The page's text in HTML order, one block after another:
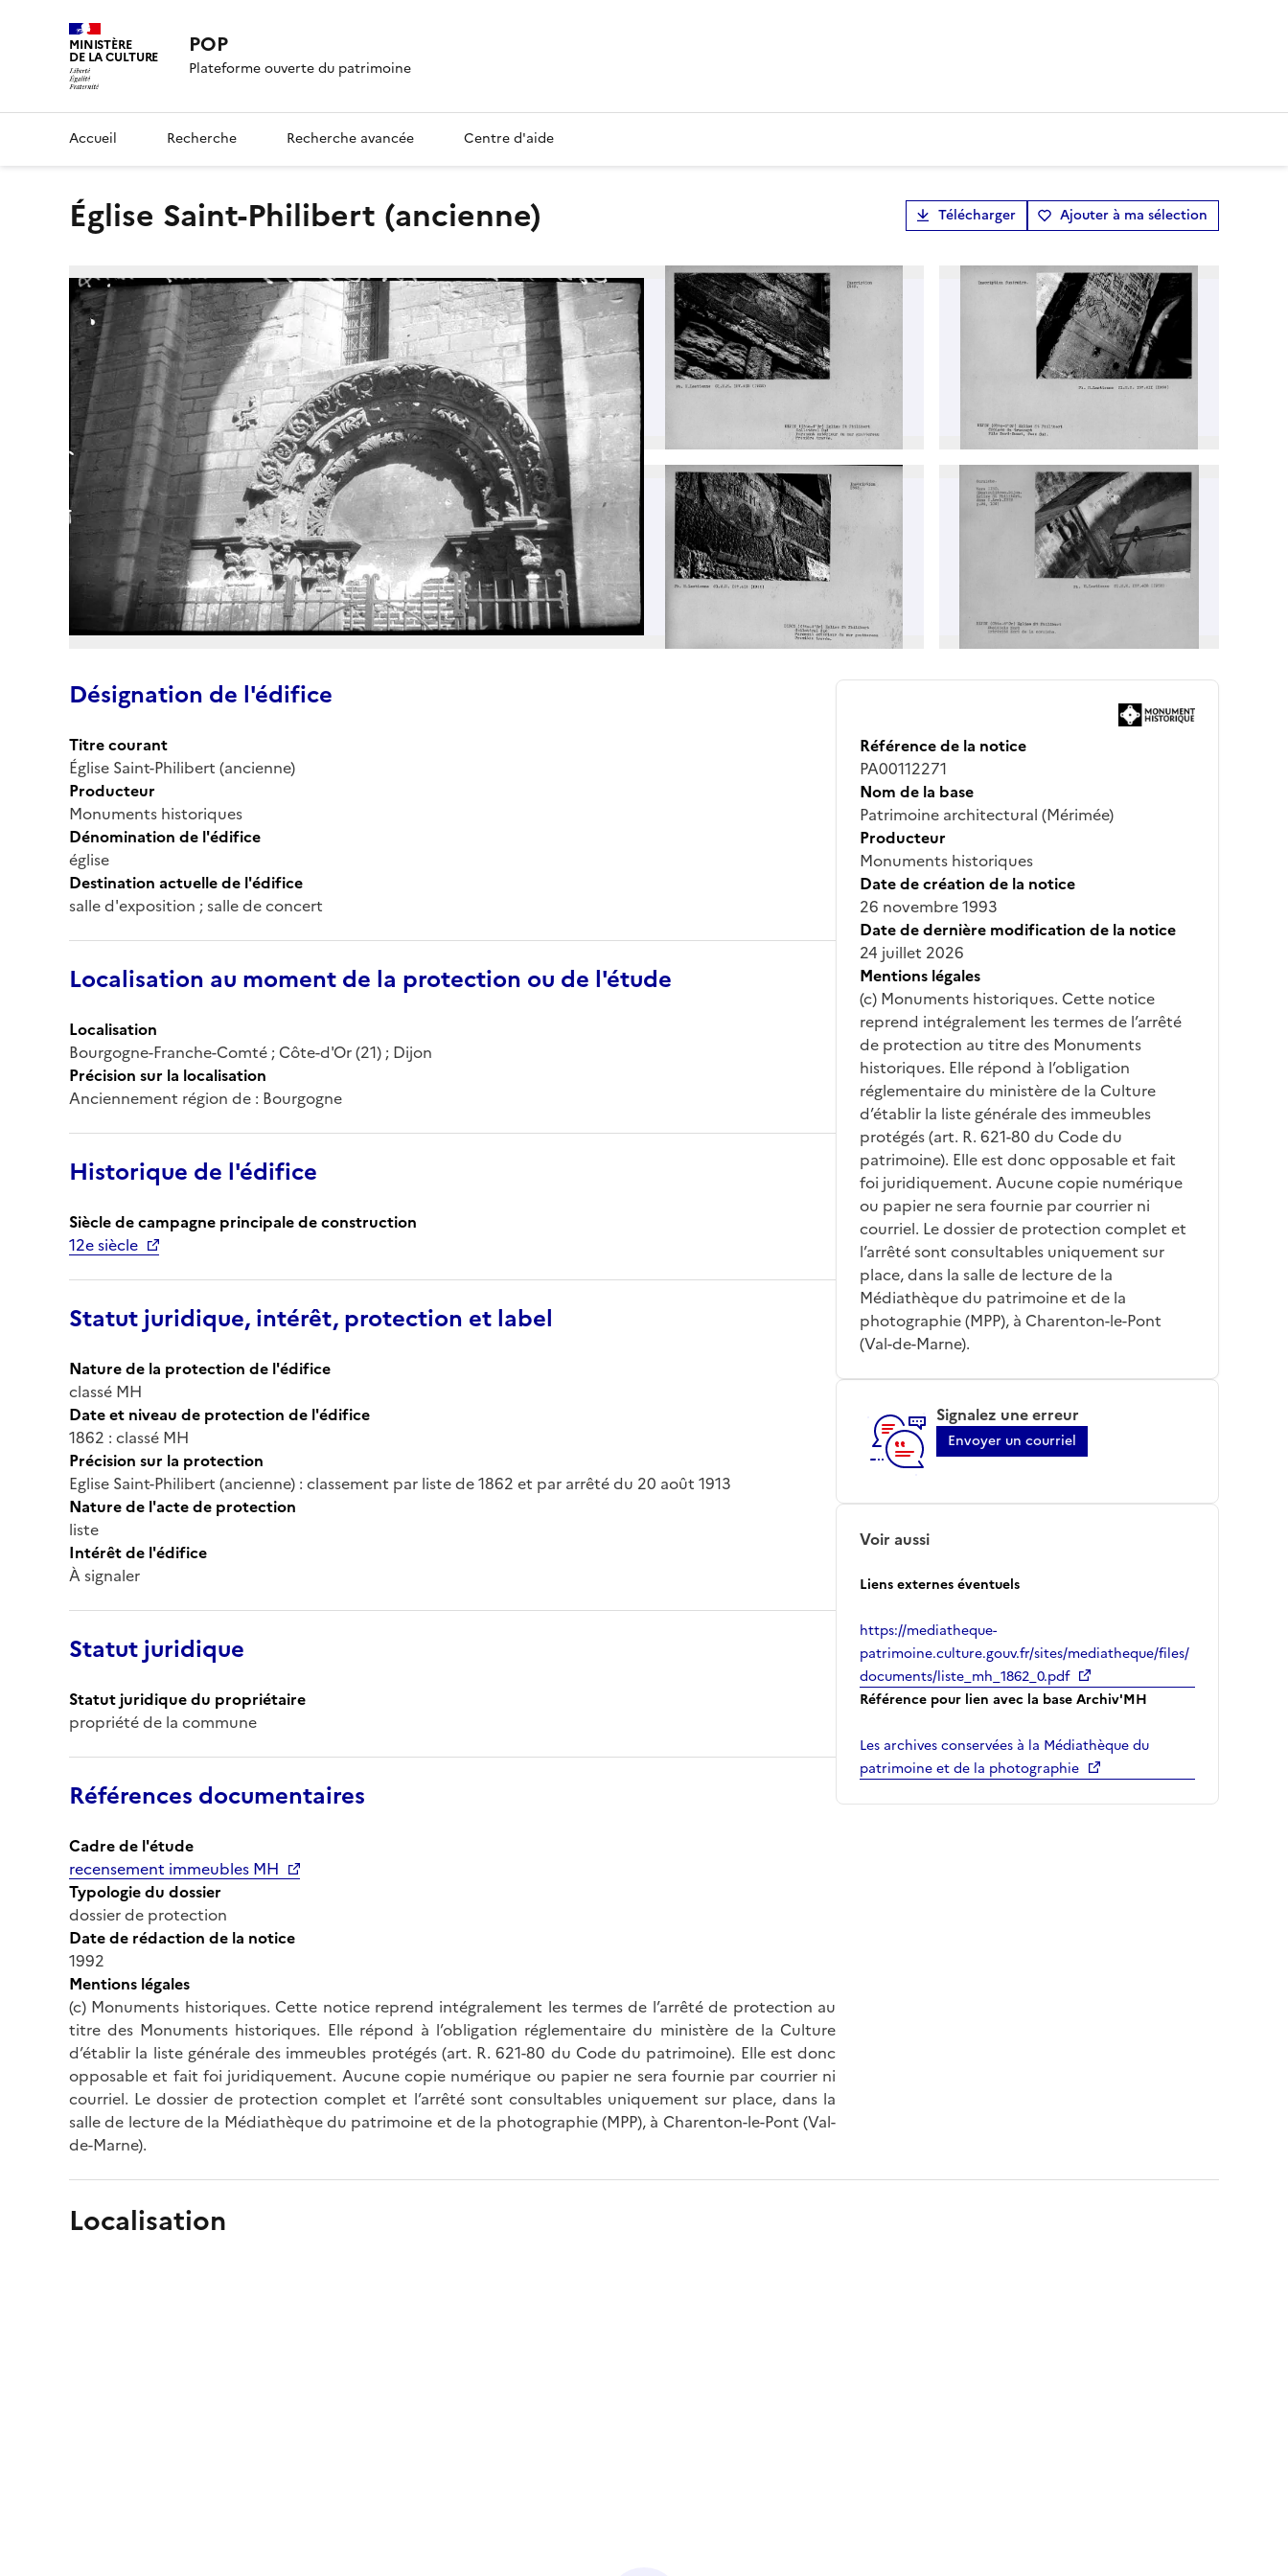
MINISTÈRE
DE LA CULTURE POP
Plateforme ouverte du patrimoine
Accueil Recherche Recherche avancée Centre d'aide
Église Saint-Philibert (ancienne) Télécharger Ajouter à ma sélection
Désignation de l'édifice
Titre courant
Église Saint-Philibert (ancienne)
Producteur
Monuments historiques
Dénomination de l'édifice
église
Destination actuelle de l'édifice
salle d'exposition ; salle de concert
Localisation au moment de la protection ou de l'étude
Localisation
Bourgogne-Franche-Comté ; Côte-d'Or (21) ; Dijon
Précision sur la localisation
Anciennement région de : Bourgogne
Historique de l'édifice
Siècle de campagne principale de construction
12e siècle
Statut juridique, intérêt, protection et label
Nature de la protection de l'édifice
classé MH
Date et niveau de protection de l'édifice
1862 : classé MH
Précision sur la protection
Eglise Saint-Philibert (ancienne) : classement par liste de 1862 et par arrêté du 20 août 1913
Nature de l'acte de protection
liste
Intérêt de l'édifice
À signaler
Statut juridique
Statut juridique du propriétaire
propriété de la commune
Références documentaires
Cadre de l'étude
recensement immeubles MH
Typologie du dossier
dossier de protection
Date de rédaction de la notice
1992
Mentions légales
(c) Monuments historiques. Cette notice reprend intégralement les termes de l’arrêté de protection au
titre des Monuments historiques. Elle répond à l’obligation réglementaire du ministère de la Culture
d’établir la liste générale des immeubles protégés (art. R. 621-80 du Code du patrimoine). Elle est donc
opposable et fait foi juridiquement. Aucune copie numérique ou papier ne sera fournie par courrier ni
courriel. Le dossier de protection complet et l’arrêté sont consultables uniquement sur place, dans la
salle de lecture de la Médiathèque du patrimoine et de la photographie (MPP), à Charenton-le-Pont (Val-
de-Marne).
Référence de la notice
PA00112271
Nom de la base
Patrimoine architectural (Mérimée)
Producteur
Monuments historiques
Date de création de la notice
26 novembre 1993
Date de dernière modification de la notice
24 juillet 2026
Mentions légales
(c) Monuments historiques. Cette notice
reprend intégralement les termes de l’arrêté
de protection au titre des Monuments
historiques. Elle répond à l’obligation
réglementaire du ministère de la Culture
d’établir la liste générale des immeubles
protégés (art. R. 621-80 du Code du
patrimoine). Elle est donc opposable et fait
foi juridiquement. Aucune copie numérique
ou papier ne sera fournie par courrier ni
courriel. Le dossier de protection complet et
l’arrêté sont consultables uniquement sur
place, dans la salle de lecture de la
Médiathèque du patrimoine et de la
photographie (MPP), à Charenton-le-Pont
(Val-de-Marne).
Signalez une erreur
Envoyer un courriel
Voir aussi
Liens externes éventuels
https://mediatheque-
patrimoine.culture.gouv.fr/sites/mediatheque/files/
documents/liste_mh_1862_0.pdf
Référence pour lien avec la base Archiv'MH
Les archives conservées à la Médiathèque du
patrimoine et de la photographie
Localisation